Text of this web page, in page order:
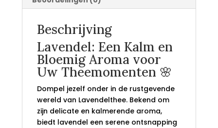
Beschrijving
Lavendel: Een Kalm en
Bloemig Aroma voor
Uw Theemomenten 🌸
Dompel jezelf onder in de rustgevende
wereld van Lavendelthee. Bekend om
zijn delicate en kalmerende aroma,
biedt lavendel een serene ontsnapping